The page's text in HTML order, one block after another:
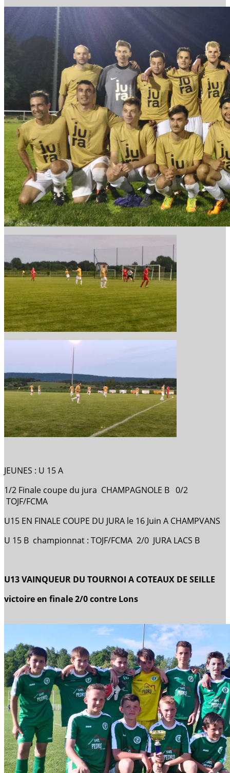
JEUNES : U 15 A
1/2 Finale coupe du jura CHAMPAGNOLE B 0/2
TOJF/FCMA
U15 EN FINALE COUPE DU JURA le 16 Juin A CHAMPVANS
U 15 B championnat : TOJF/FCMA 2/0 JURA LACS B
U13 VAINQUEUR DU TOURNOI A COTEAUX DE SEILLE
victoire en finale 2/0 contre Lons